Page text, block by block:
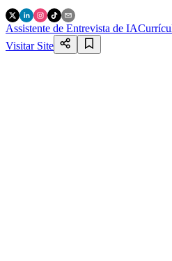
Assistente de Entrevista de IA
Visitar Site